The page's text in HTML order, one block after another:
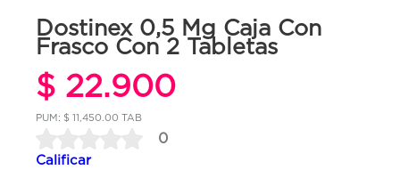
Dostinex 0,5 Mg Caja Con
Frasco Con 2 Tabletas
$ 22.900
PUM: $ 11,450.00 TAB
0
Calificar